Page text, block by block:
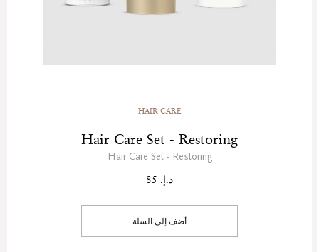
HAIR CARE
Hair Care Set - Restoring
Hair Care Set - Restoring
د.إ. 85
أضف إلى السلة